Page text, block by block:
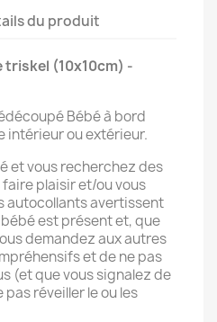
du produit
triskel (10x10cm) -
Bébé à bord
intérieur ou extérieur.
et vous recherchez des
plaisir et/ou vous
autocollants avertissent
est présent et, que
demandez aux autres
et de ne pas
(et que vous signalez de
réveiller le ou les